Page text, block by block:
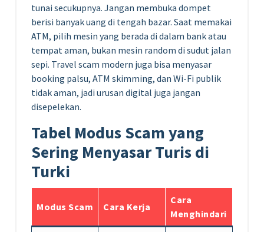
tunai secukupnya. Jangan membuka dompet
berisi banyak uang di tengah bazar. Saat memakai
ATM, pilih mesin yang berada di dalam bank atau
tempat aman, bukan mesin random di sudut jalan
sepi. Travel scam modern juga bisa menyasar
booking palsu, ATM skimming, dan Wi-Fi publik
tidak aman, jadi urusan digital juga jangan
disepelekan.
Tabel Modus Scam yang
Sering Menyasar Turis di
Turki
Modus Scam Cara Kerja
Cara
Menghindari